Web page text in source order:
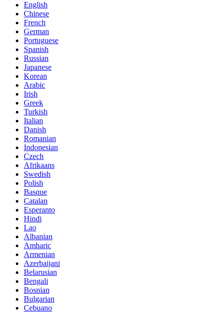
English
Chinese
French
German
Portuguese
Spanish
Russian
Japanese
Korean
Arabic
Irish
Greek
Turkish
Italian
Danish
Romanian
Indonesian
Czech
Afrikaans
Swedish
Polish
Basque
Catalan
Esperanto
Hindi
Lao
Albanian
Amharic
Armenian
Azerbaijani
Belarusian
Bengali
Bosnian
Bulgarian
Cebuano